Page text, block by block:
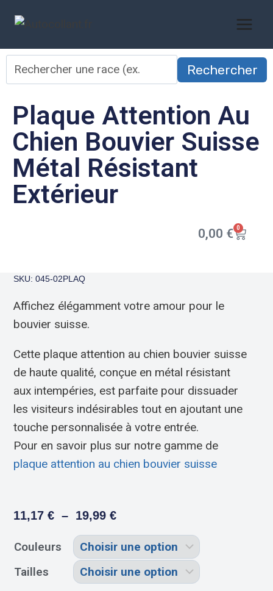
Rechercher
Plaque Attention Au
Chien Bouvier Suisse
Métal Résistant
Extérieur
0,00 € 0
SKU: 045-02PLAQ
Affichez élégamment votre amour pour le
bouvier suisse.
Cette plaque attention au chien bouvier suisse
de haute qualité, conçue en métal résistant
aux intempéries, est parfaite pour dissuader
les visiteurs indésirables tout en ajoutant une
touche personnalisée à votre entrée.
Pour en savoir plus sur notre gamme de
plaque attention au chien bouvier suisse
11,17€ – 19,99€
Couleurs
Tailles